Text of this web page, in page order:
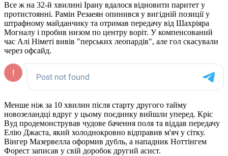
Все ж на 32-й хвилині Ірану вдалося відновити паритет у
протистоянні. Рамін Резаеян опинився у вигідній позиції у
штрафному майданчику та отримав передачу від Шахріяра
Могналу і пробив низом по центру воріт. У компенсований
час Алі Німеті вивів "перських леопардів", але гол скасували
через офсайд.
Менше ніж за 10 хвилин після старту другого тайму
новозеландці вдруг у цьому поєдинку вийшли уперед. Кріс
Вуд продемонстрував чудове бачення поля та віддав передачу
Елію Джаста, який холоднокровно відправив м'яч у сітку.
Вінгер Мазервелла оформив дубль, а нападник Ноттінгем
Форест записав у свій доробок другий асист.